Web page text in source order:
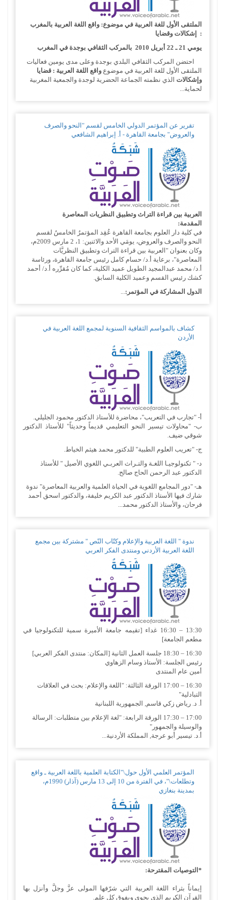
الملتقى الأول للغة العربية في موضوع: و اقع اللغة العربية بالمغرب
:
إشكالات وقضايا
يومي 21 ـ 22 أبريل 2010
بالمركب الثقافي بوجدة في المغرب
احتضن المركب الثقافي البلدي بوجدة وعلى مدى يومين فعاليات
الملتقى الأول للغة العربية في موضوع واقع اللغة العربية : قضايا
وإشكالات الذي نظمته الجماعة الحضرية لوجدة والجمعية المغربية
لحماية...
تقرير عن المؤتمر الدولي الخامس لقسم "النحو والصرف
والعروض" بجامعة القاهرة - أ. إبراهيم الشافعي
العربية بين قراءة التراث وتطبيق النظريات المعاصرة
المقدمة:
في كلية دار العلوم بجامعة القاهرة عُقِد المؤتمرُ الخامسُ لقسم
النحو والصرف والعروض، يومَي الأحد والاثنين: 1، 2 مارس 2009م،
وكان بعنوان "العربية بين قراءة التراث وتطبيق النظريَّات
المعاصرة"، برعاية أ.د/ حسام كامل رئيس جامعة القاهرة، ورئاسة
أ.د/ محمد عبدالمجيد الطويل عميد الكلية، كما كان مُقرِّره أ.د/ أحمد
كشك رئيس القسم وعميد الكلية السابق.
الدول المشاركة في المؤتمر:...
كشاف بالمواسم الثقافية السنوية لمجمع اللغة العربية في
الأردن
أ- "تجارب في التعريب"، محاضرة للأستاذ الدكتور محمود الجليلي.
ب- "محاولات تيسير النحو التعليمي قديماً وحديثاً" للأستاذ الدكتور
شوقي ضيف.
ج- "تعريب العلوم الطبية" للدكتور محمد هيثم الخياط.
د- " تكنولوجيـا اللغـة والتـراث العربـي اللغوي الأصيل " للأستاذ
الدكتور عبد الرحمن الحاج صالح.
هـ- "دور المجامع اللغوية في الحياة العلمية والعربية المعاصرة" ندوة
شارك فيها الأستاذ الدكتور عبد الكريم خليفة، والدكتور اسحق أحمد
فرحان، والأستاذ الدكتور محمد...
ندوة " اللغة العربية والإعلام وكتّاب النّص " مشتركة بين مجمع
اللغة العربية الأردني ومنتدى الفكر العربي
13:30 – 16:30 غداء [تقيمه جامعة الأميرة سمية للتكنولوجيا في
مطعم الجامعة]
16:30 – 18:30 جلسة العمل الثانية [المكان: منتدى الفكر العربي]
رئيس الجلسة: الأستاذ وسام الزهاوي
أمين عام المنتدى
16:30 – 17:00 الورقة الثالثة: "اللغة والإعلام: بحث في العلاقات
التبادلية"
أ‌. د. رياض زكي قاسم, الجمهورية اللبنانية
17:00 – 17:30 الورقة الرابعة: "لغة الإعلام بين متطلبات: الرسالة
والوسيلة والجمهور"
أ.د. تيسير أبو عرجة, المملكة الأردنية...
المؤتمر العلمي الأول حول\"الكتابة العلمية باللغة العربية ـ واقع
وتطلعات\"، في الفترة من 10 إلى 13 مارس (آذار) 1990م،
بمدينة بنغازي
*التوصيات المقترحة:‏
إيماناً بثراء اللغة العربية التي شرّفها المولى عزَّ وجلَّ وأنزل بها
القرآن الكريم الذي يحوي ويفوق كل علم.‏